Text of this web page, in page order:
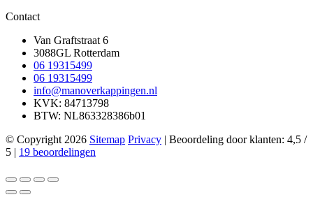
Contact
Van Graftstraat 6
3088GL Rotterdam
06 19315499
06 19315499
info@manoverkappingen.nl
KVK: 84713798
BTW: NL863328386b01
© Copyright 2026 Sitemap Privacy | Beoordeling door klanten: 4,5 /
5 | 19 beoordelingen